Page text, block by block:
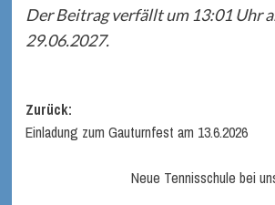
Der Beitrag verfällt um 13:01 Uhr
29.06.2027.
Beitragsnavigation
Zurück:
Einladung zum Gauturnfest am 13.6.2026
Neue Tennisschule bei